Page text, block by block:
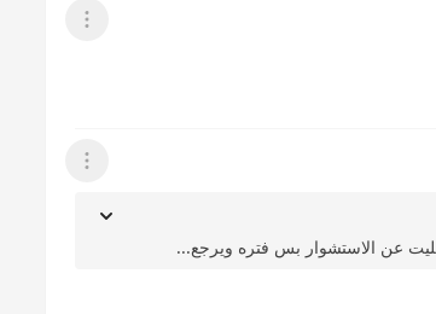
عرض القائمة
عرض القائمة